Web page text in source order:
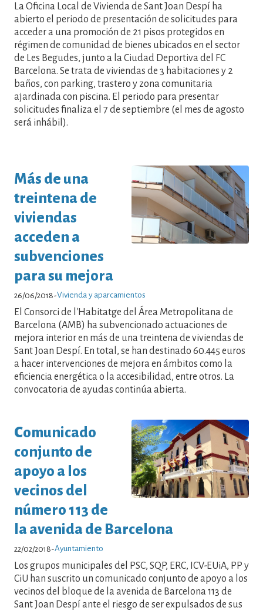
La Oficina Local de Vivienda de Sant Joan Despí ha
abierto el periodo de presentación de solicitudes para
acceder a una promoción de 21 pisos protegidos en
régimen de comunidad de bienes ubicados en el sector
de Les Begudes, junto a la Ciudad Deportiva del FC
Barcelona. Se trata de viviendas de 3 habitaciones y 2
baños, con parking, trastero y zona comunitaria
ajardinada con piscina. El periodo para presentar
solicitudes finaliza el 7 de septiembre (el mes de agosto
será inhábil).
Más de una
treintena de
viviendas
acceden a
subvenciones
para su mejora
26/06/2018-Vivienda y aparcamientos
El Consorci de l'Habitatge del Área Metropolitana de
Barcelona (AMB) ha subvencionado actuaciones de
mejora interior en más de una treintena de viviendas de
Sant Joan Despí. En total, se han destinado 60.445 euros
a hacer intervenciones de mejora en ámbitos como la
eficiencia energética o la accesibilidad, entre otros. La
convocatoria de ayudas continúa abierta.
Comunicado
conjunto de
apoyo a los
vecinos del
número 113 de
la avenida de Barcelona
22/02/2018-Ayuntamiento
Los grupos municipales del PSC, SQP, ERC, ICV-EUiA, PP y
CiU han suscrito un comunicado conjunto de apoyo a los
vecinos del bloque de la avenida de Barcelona 113 de
Sant Joan Despí ante el riesgo de ser expulsados ​​de sus